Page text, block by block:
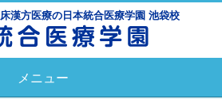
漢方医療の日本統合医療学園 池袋校
メニュー